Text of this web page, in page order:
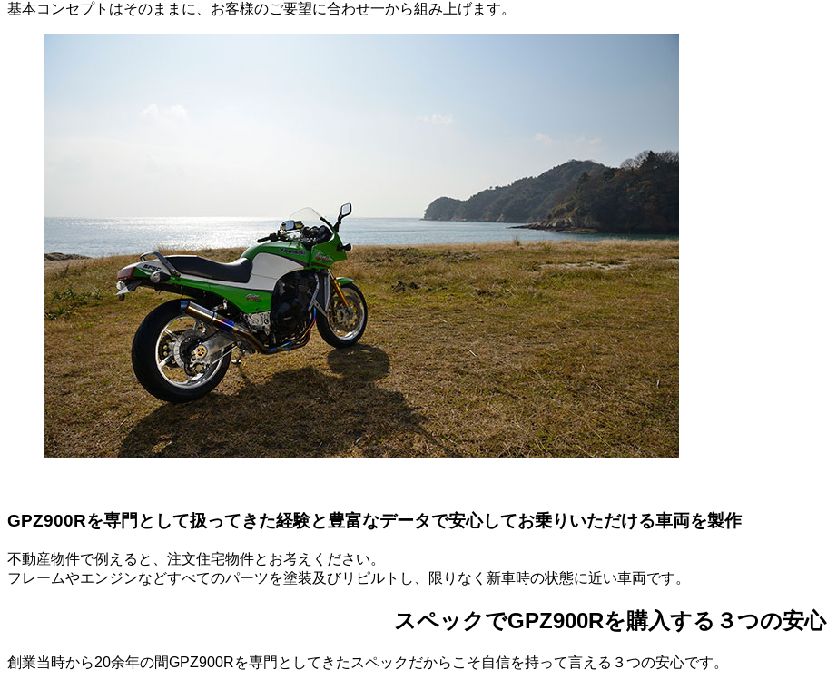
基本コンセプトはそのままに、お客様のご要望に合わせ一から組み上げます。
GPZ900Rを専門として扱ってきた経験と豊富なデータで安心してお乗りいただける車両を製作
不動産物件で例えると、注文住宅物件とお考えください。
フレームやエンジンなどすべてのパーツを塗装及びリピルトし、限りなく新車時の状態に近い車両です。
スペックでGPZ900Rを購入する３つの安心
創業当時から20余年の間GPZ900Rを専門としてきたスペックだからこそ自信を持って言える３つの安心です。